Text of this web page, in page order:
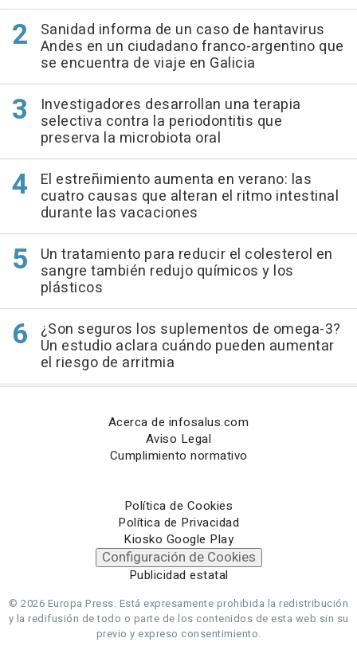
Sanidad informa de un caso de hantavirus
Andes en un ciudadano franco-argentino que
se encuentra de viaje en Galicia
Investigadores desarrollan una terapia
selectiva contra la periodontitis que
preserva la microbiota oral
El estreñimiento aumenta en verano: las
cuatro causas que alteran el ritmo intestinal
durante las vacaciones
Un tratamiento para reducir el colesterol en
sangre también redujo químicos y los
plásticos
¿Son seguros los suplementos de omega-3?
Un estudio aclara cuándo pueden aumentar
el riesgo de arritmia
Acerca de infosalus.com
Aviso Legal
Cumplimiento normativo
Política de Cookies
Política de Privacidad
Kiosko Google Play
Configuración de Cookies
Publicidad estatal
© 2026 Europa Press. Está expresamente prohibida la redistribución
y la redifusión de todo o parte de los contenidos de esta web sin su
previo y expreso consentimiento.